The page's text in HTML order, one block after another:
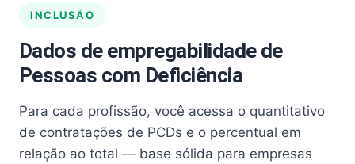
INCLUSÃO
Dados de empregabilidade de
Pessoas com Deficiência
Para cada profissão, você acessa o quantitativo
de contratações de PCDs e o percentual em
relação ao total — base sólida para empresas